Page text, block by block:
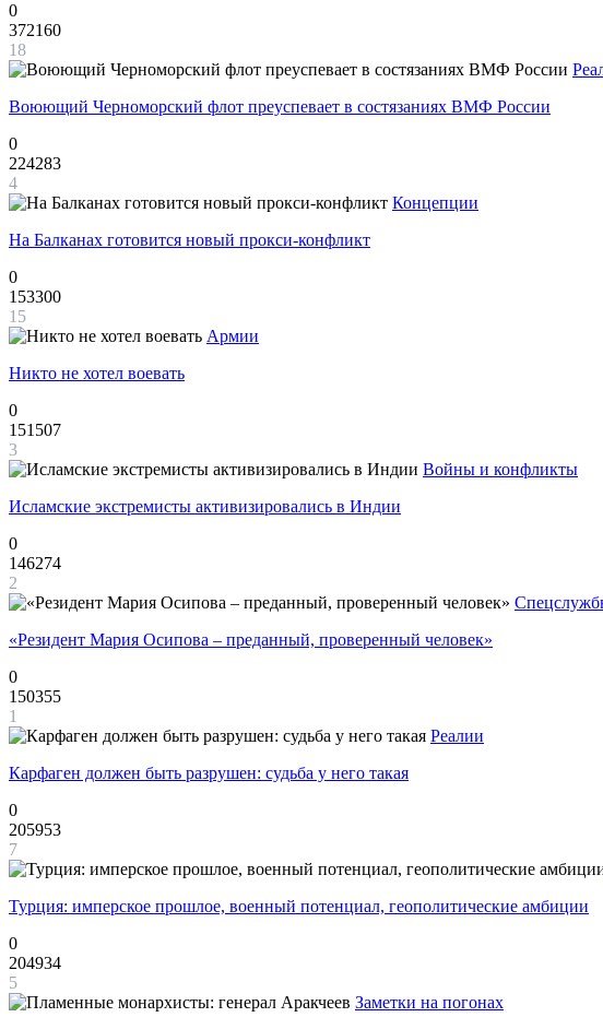
0
372160
18
Воюющий Черноморский флот преуспевает в состязаниях ВМФ России
0
224283
4
Концепции
На Балканах готовится новый прокси-конфликт
0
153300
15
Армии
Никто не хотел воевать
0
151507
3
Войны и конфликты
Исламские экстремисты активизировались в Индии
0
146274
2
«Резидент Мария Осипова – преданный, проверенный человек»
0
150355
1
Реалии
Карфаген должен быть разрушен: судьба у него такая
0
205953
7
Турция: имперское прошлое, военный потенциал, геополитические амбиции
0
204934
5
Заметки на погонах